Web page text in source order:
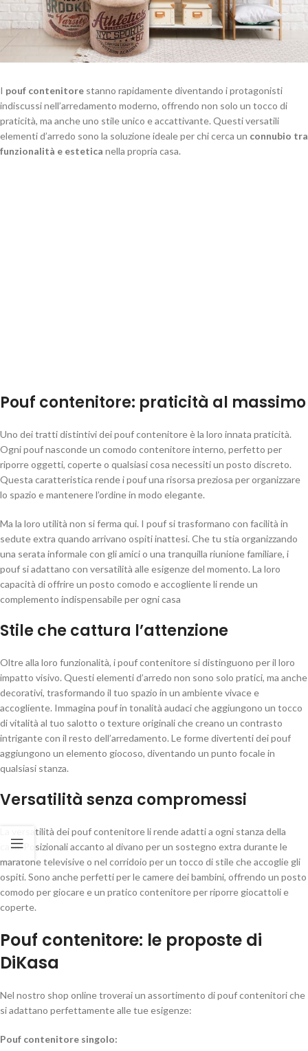
I pouf contenitore stanno rapidamente diventando i protagonisti
indiscussi nell’arredamento moderno, offrendo non solo un tocco di
praticità, ma anche uno stile unico e accattivante. Questi versatili
elementi d’arredo sono la soluzione ideale per chi cerca un connubio tra
funzionalità e estetica nella propria casa.
Pouf contenitore: praticità al massimo
Uno dei tratti distintivi dei pouf contenitore è la loro innata praticità.
Ogni pouf nasconde un comodo contenitore interno, perfetto per
riporre oggetti, coperte o qualsiasi cosa necessiti un posto discreto.
Questa caratteristica rende i pouf una risorsa preziosa per organizzare
lo spazio e mantenere l’ordine in modo elegante.
Ma la loro utilità non si ferma qui. I pouf si trasformano con facilità in
sedute extra quando arrivano ospiti inattesi. Che tu stia organizzando
una serata informale con gli amici o una tranquilla riunione familiare, i
pouf si adattano con versatilità alle esigenze del momento. La loro
capacità di offrire un posto comodo e accogliente li rende un
complemento indispensabile per ogni casa
Stile che cattura l’attenzione
Oltre alla loro funzionalità, i pouf contenitore si distinguono per il loro
impatto visivo. Questi elementi d’arredo non sono solo pratici, ma anche
decorativi, trasformando il tuo spazio in un ambiente vivace e
accogliente. Immagina pouf in tonalità audaci che aggiungono un tocco
di vitalità al tuo salotto o texture originali che creano un contrasto
intrigante con il resto dell’arredamento. Le forme divertenti dei pouf
aggiungono un elemento giocoso, diventando un punto focale in
qualsiasi stanza.
Versatilità senza compromessi
La versatilità dei pouf contenitore li rende adatti a ogni stanza della
casa. Posizionali accanto al divano per un sostegno extra durante le
maratone televisive o nel corridoio per un tocco di stile che accoglie gli
ospiti. Sono anche perfetti per le camere dei bambini, offrendo un posto
comodo per giocare e un pratico contenitore per riporre giocattoli e
coperte.
Pouf contenitore: le proposte di
DiKasa
Nel nostro shop online troverai un assortimento di pouf contenitori che
si adattano perfettamente alle tue esigenze:
Pouf contenitore singolo: